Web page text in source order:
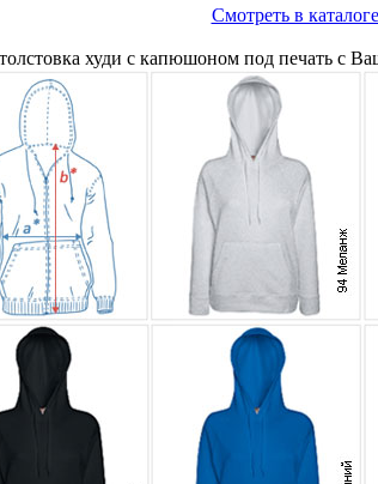
Смотреть в
худи с капюшоном под печать с